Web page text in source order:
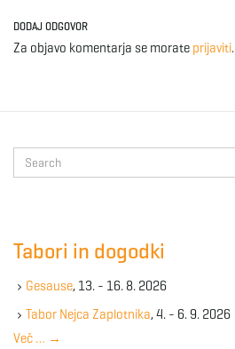
DODAJ ODGOVOR
Za objavo komentarja se morate prijaviti.
e
e
y
w
Tabori in dogodki
Gesause, 13. - 16. 8. 2026
Tabor Nejca Zaplotnika, 4. - 6. 9. 2026
Več … →